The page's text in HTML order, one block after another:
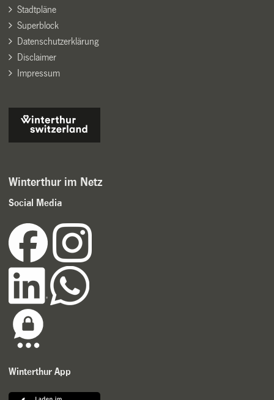
Stadtpläne
Superblock
Datenschutzerklärung
Disclaimer
Impressum
Winterthur im Netz
Social Media
Winterthur App